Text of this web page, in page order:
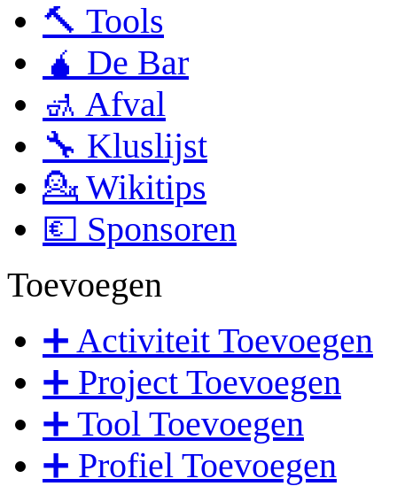
🔨 Tools
🧉 De Bar
🚮 Afval
🔧 Kluslijst
💁 Wikitips
💶 Sponsoren
Toevoegen
➕ Activiteit Toevoegen
➕ Project Toevoegen
➕ Tool Toevoegen
➕ Profiel Toevoegen